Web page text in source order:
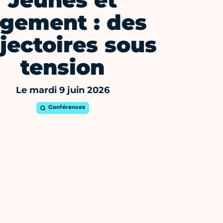
: des
sous
tension
Le mardi 9 juin 2026
Conférences